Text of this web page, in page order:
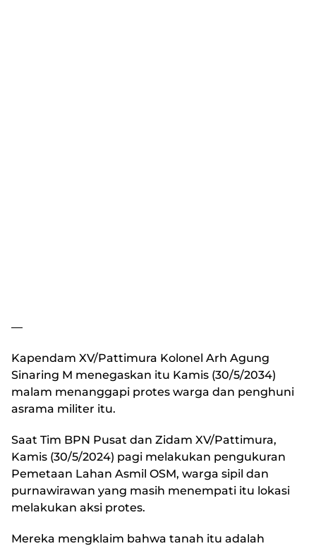
—
Kapendam XV/Pattimura Kolonel Arh Agung
Sinaring M menegaskan itu Kamis (30/5/2034)
malam menanggapi protes warga dan penghuni
asrama militer itu.
Saat Tim BPN Pusat dan Zidam XV/Pattimura,
Kamis (30/5/2024) pagi melakukan pengukuran
Pemetaan Lahan Asmil OSM, warga sipil dan
purnawirawan yang masih menempati itu lokasi
melakukan aksi protes.
Mereka mengklaim bahwa tanah itu adalah